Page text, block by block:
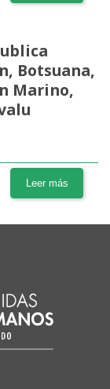
Botsuana,
Marino,
Leer más